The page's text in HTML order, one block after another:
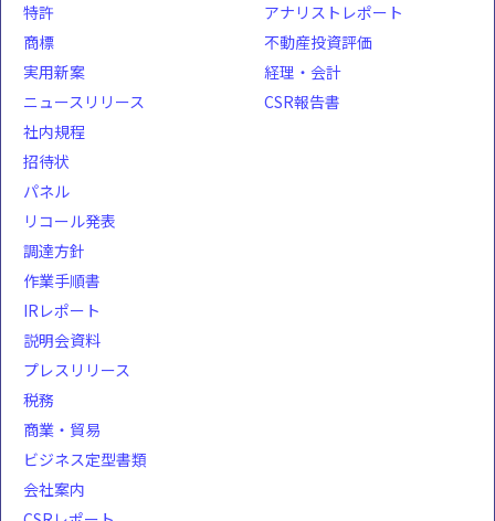
特許
商標
実用新案
ニュースリリース
アナリストレポート
不動産投資評価
経理・会計
CSR報告書
社内規程
招待状
パネル
リコール発表
調達方針
作業手順書
IRレポート
説明会資料
プレスリリース
税務
商業・貿易
ビジネス定型書類
会社案内